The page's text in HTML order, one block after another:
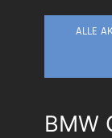
ALLE
BMW